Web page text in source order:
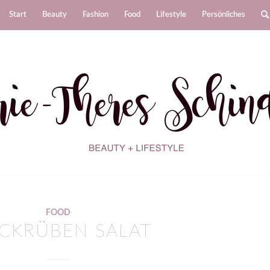
Start Beauty Fashion Food Lifestyle Persönliches
FOOD
SALAT